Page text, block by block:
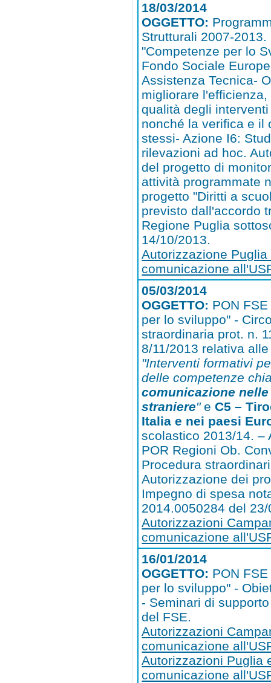
18/03/2014
OGGETTO:
Strutturali 2007-2013.
"Competenze per lo
Fondo Sociale
Assistenza Tecnica-
migliorare
qualità degli
nonché la verifica e il
stessi- Azione I6:
rilevazioni ad hoc.
del progetto di
attività programmate
progetto "Diritti a
previsto dall'accordo
Regione Puglia
14/10/2013.
Autorizzazione Puglia
comunicazione
05/03/2014
OGGETTO: PON
per lo sviluppo" -
straordinaria prot. n.
8/11/2013 relativa
"Interventi formativi
delle competenze
comunicazione
straniere"eC5 –
Italia e nei paesi
scolastico 2013/14. –
POR Regioni Ob.
Procedura
Autorizzazione dei
Impegno di spesa
2014.0050284 del
Autorizzazioni
comunicazione
16/01/2014
OGGETTO: PON
per lo sviluppo" -
- Seminari di
del FSE.
Autorizzazioni
comunicazione
Autorizzazioni Puglia
comunicazione